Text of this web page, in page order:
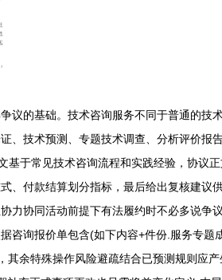
的基础。技术咨询服务不同于普通的技术
、技术预测、专题技术调查、分析评价报
于常见技术咨询流程和实践经验，协议
付款结算划分指标，最后给出复核建议
协同活动前提下有法履约时不必多说争
询报价单包含(如下内容+件份.服务专题
余特殊操作风险避疏结合已预测规则应